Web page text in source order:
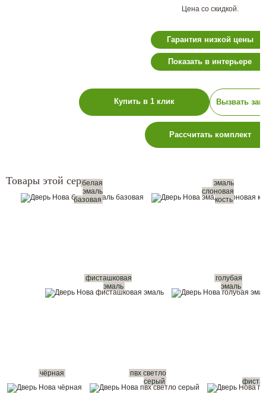
Цена со скидкой.
Гарантия низкой цены
Показать в интерьере
Купить в 1 клик Вызвать
Рассчитать комплект
Товары этой серии:
белая
эмаль
базовая
эмаль
слоновая
кость
фисташковая
эмаль
голубая
эмаль
чёрная
пвх светло
серый